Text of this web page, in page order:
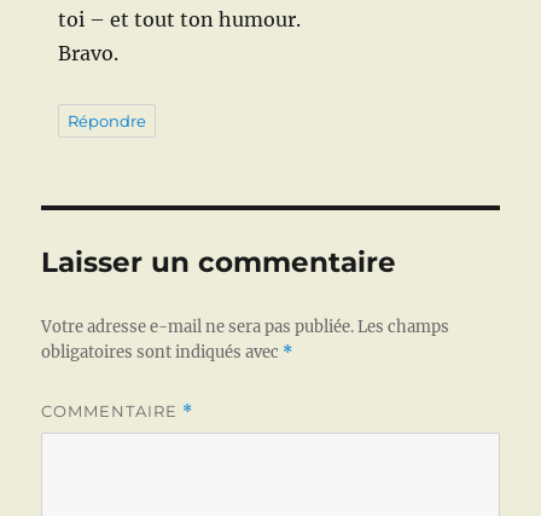
toi – et tout ton humour.
Bravo.
Répondre
Laisser un commentaire
Votre adresse e-mail ne sera pas publiée. Les champs
obligatoires sont indiqués avec *
COMMENTAIRE *